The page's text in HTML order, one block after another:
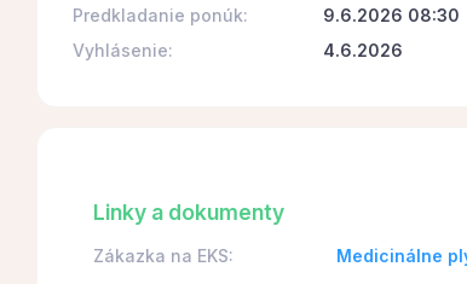
Predkladanie ponúk:
9.6.2026 08:30
Vyhlásenie:
4.6.2026
Linky a dokumenty
Zákazka na EKS: Medicinálne